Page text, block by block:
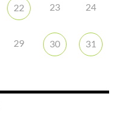
22 23 24
29 30 31